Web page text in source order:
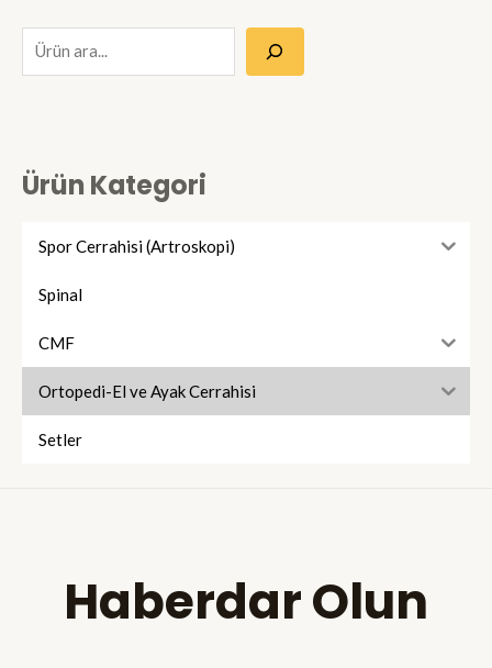
r
Ürün Kategori
Spor Cerrahisi (Artroskopi)
Spinal
CMF
Ortopedi-El ve Ayak Cerrahisi
Setler
Haberdar Olun